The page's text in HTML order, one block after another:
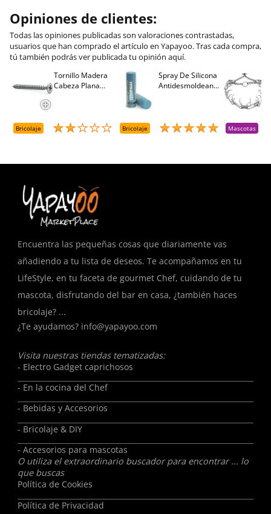
Opiniones de clientes:
Todas las opiniones publicadas son valoraciones contrastadas,
usuarios que han comprado el artículo en Yapayoo. Tras cada compra,
tú también podrás ver publicada tu opinión aquí.
Tornillo Madera
Cabeza Plana
Bricolaje
Spray De Silicona
Antidesmoldeante
Bricolaje Mascotas
Encuentra las pequeñas cosas que diariamente vas
añadiendo a tu lista de deseos. Te acompañamos en tu
LifeStyle, en tu faceta de gourmet Chef, cuidando de tu
mascota, disfrutando del bar en casa, ¿también haces
bricolaje? ...
¿Te ayudamos? info@yapayoo.com
Visita nuestras tiendas tematizadas:
- Electro Gadget caprichosos
- En la cocina del Chef
- Bebidas y Accesorios
- Bricolaje & DIY
- Accesorios para mascotas
O utiliza el extraordinario buscador para encontrar ... lo
que buscas
Política de Cookies
Política de Privacidad